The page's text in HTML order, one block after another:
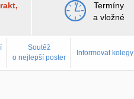
Termíny
a vložné
Soutěž
o nejlepší poster
Informovat kolegy